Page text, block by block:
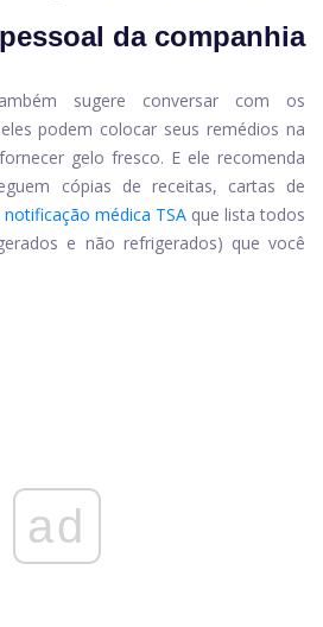
da companhia
sugere conversar com os
podem colocar seus remédios na
gelo fresco. E ele recomenda
cópias de receitas, cartas de
médica TSA que lista todos
e não refrigerados) que você
ad